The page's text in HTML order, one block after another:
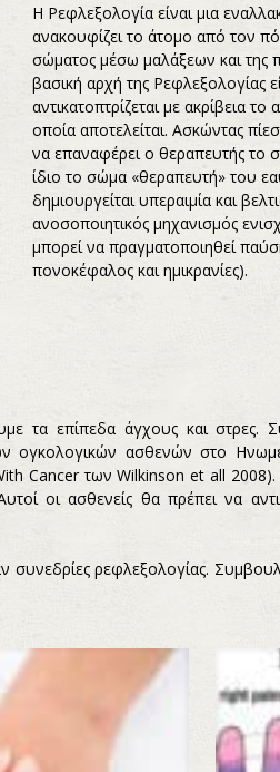
Η Ρεφλεξολογία είναι μια
ανακουφίζει το άτομο από τον
σώματος μέσω μαλάξεων και της
βασική αρχή της Ρεφλεξολογίας
αντικατοπτρίζεται με ακρίβεια
οποία αποτελείται. Ασκώντας
να επαναφέρει ο θεραπευτής το
ίδιο το σώμα «θεραπευτή» του
δημιουργείται υπεραιμία και
ανοσοποιητικός μηχανισμός
μπορεί να πραγματοποιηθεί
πονοκέφαλος και ημικρανίες).
τα επίπεδα άγχους και
ογκολογικών ασθενών στο
Cancer των Wilkinson et all 2008).
οι ασθενείς θα πρέπει να
ρεφλεξολογίας.